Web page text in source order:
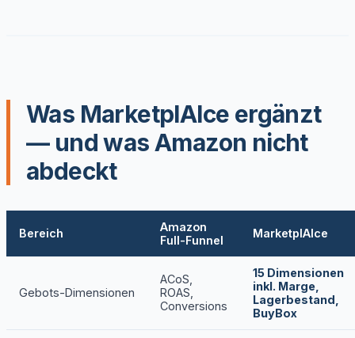
Was MarketplAIce ergänzt
— und was Amazon nicht
abdeckt
Bereich
Amazon
Full-Funnel
MarketplAIce
Gebots-Dimensionen
ACoS,
ROAS,
Conversions
15 Dimensionen
inkl. Marge,
Lagerbestand,
BuyBox